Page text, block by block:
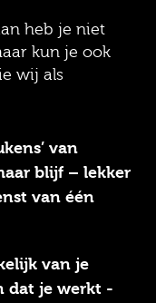
heb je niet
kun je ook
wij als
van
blijf – lekker
van één
van je
dat je werkt -